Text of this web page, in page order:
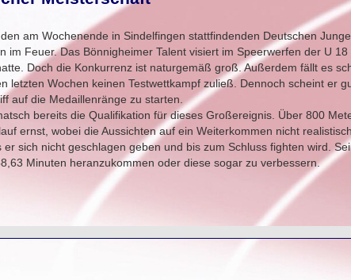
am Wochenende in Sindelfingen stattfindenden Deutschen
im Feuer. Das Bönnigheimer Talent visiert im Speerwerfen der U
Doch die Konkurrenz ist naturgemäß groß. Außerdem fällt es
letzten Wochen keinen Testwettkampf zuließ. Dennoch scheint er
auf die Medaillenränge zu starten.
bereits die Qualifikation für dieses Großereignis. Über 800
ernst, wobei die Aussichten auf ein Weiterkommen nicht
sich nicht geschlagen geben und bis zum Schluss fighten wird.
Minuten heranzukommen oder diese sogar zu verbessern.